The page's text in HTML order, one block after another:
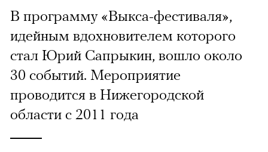
В программу «Выкса-фестиваля»,
идейным вдохновителем которого
стал Юрий Сапрыкин, вошло около
30 событий. Мероприятие
проводится в Нижегородской
области с 2011 года